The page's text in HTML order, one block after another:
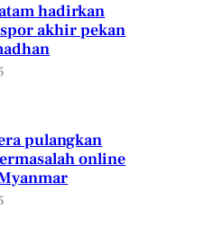
hadirkan
akhir pekan
pulangkan
online